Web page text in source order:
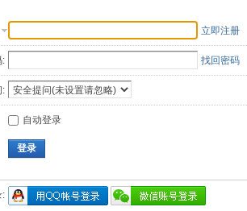
立即注册
: 找回密码
:
自动登录
登录
: